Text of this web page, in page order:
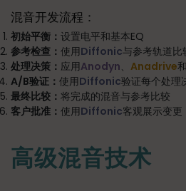
混音开发流程：
初始平衡： 设置电平和基本EQ
参考检查： 使用Diffonic与参考轨道比
处理决策： 应用Anodyn、 Anadrive和
A/B验证： 使用Diffonic验证每个处理
最终比较： 将完成的混音与参考比较
客户批准： 使用Diffonic客观展示变更
高级混音技术